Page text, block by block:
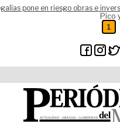
pone en riesgo obras e
Pico
1